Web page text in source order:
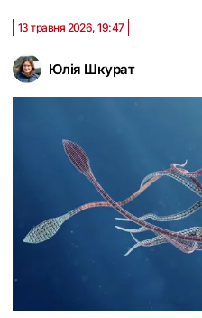
Юлія Шкурат
13 травня 2026, 19:47